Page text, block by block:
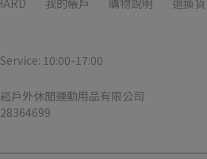
我的帳戶 購物說明 退換貨
10:00-17:00
戶外休閒運動用品有限公司